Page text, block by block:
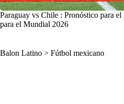
Paraguay vs Chile : Pronóstico para
para el Mundial 2026
Balon Latino > Fútbol mexicano